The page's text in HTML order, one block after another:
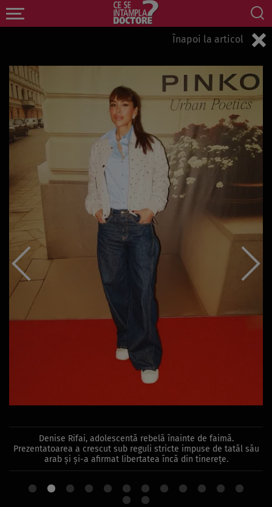
Înapoi la articol
Denise Rifai, adolescentă rebelă înainte de faimă.
Prezentatoarea a crescut sub reguli stricte impuse de tatăl său
arab și și-a afirmat libertatea încă din tinerețe.